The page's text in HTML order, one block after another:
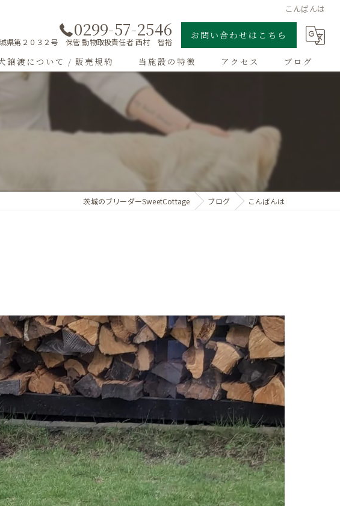
こんばんは
0299-57-2546
県第２０３２号 保管 動物取扱責任者 西村 智裕
お問い合わせはこちら
譲渡について / 販売規約 当施設の特徴
ゴールデンレトリーバー
子犬
ドッグラン
アクセス ブログ
茨城のブリーダーSweetCottage ブログ こんばんは